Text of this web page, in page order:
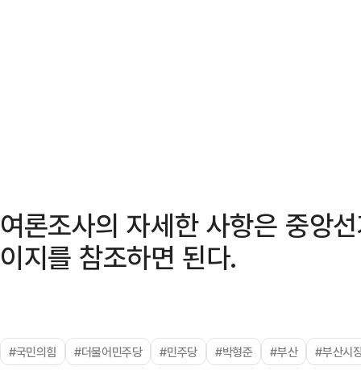
여론조사의 자세한 사항은 중앙
이지를 참조하면 된다.
#국민의힘 #더불어민주당 #민주당 #박형준 #부산 #부산시